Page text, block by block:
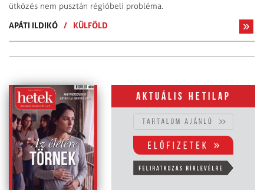
ütközés nem pusztán régióbeli probléma.
APÁTI ILDIKÓ / KÜLFÖLD
Aktuális hetilap